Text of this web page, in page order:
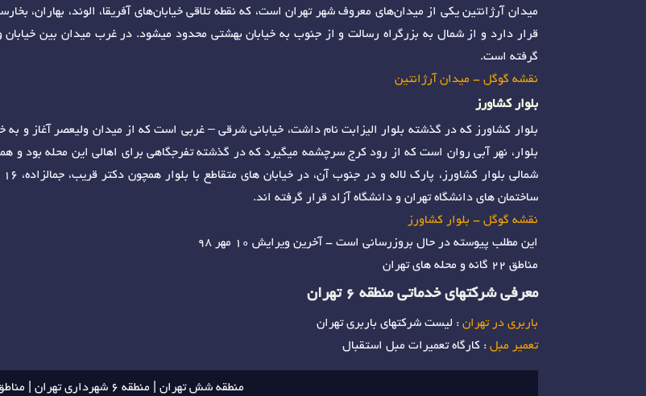
میدان آرژانتین یکی از میدان‌های معروف شهر تهران است، که نقطه تلاقی خیابان‌های آفریقا، الوند، بهاران،
قرار دارد و از شمال به بزرگراه رسالت و از جنوب به خیابان بهشتی محدود میشود. در غرب میدان بین
گرفته است.
نقشه گوگل - میدان آرژانتین
بلوار کشاورز
بلوار کشاورز که در گذشته بلوار الیزابت نام داشت، خیابانی شرقی – غربی است که از میدان ولیعصر آغاز و به
بلوار، نهر آبی روان است که از رود کرج سرچشمه میگیرد که در گذشته تفرجگاهی برای اهالی این محله بود
ساختمان های دانشگاه تهران و دانشگاه آزاد قرار گرفته اند.
نقشه گوگل - بلوار کشاورز
این مطلب پیوسته در حال بروزرسانی است - آخرین ویرایش 10 مهر 98
مناطق 22 گانه و محله های تهران
معرفی شرکتهای خدماتی منطقه 6 تهران
باربری در تهران : لیست شرکتهای باربری تهران
تعمیر مبل : کارگاه تعمیرات مبل استقبال
منطقه شش تهران | منطقه 6 شهرداری تهران | مناطق تهران